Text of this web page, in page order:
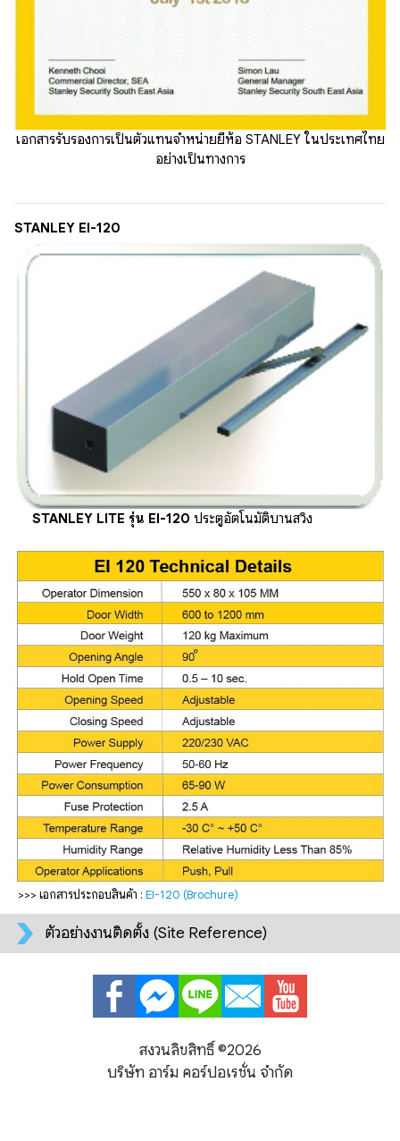
เอกสารรับรองการเป็นตัวแทนจำหน่ายยี่ห้อ STANLEY ในประเทศไทย
อย่างเป็นทางการ
STANLEY EI-120
STANLEY LITE รุ่น EI-120 ประตูอัตโนมัติบานสวิง
>>> เอกสารประกอบสินค้า : EI-120 (Brochure)
ตัวอย่างงานติดตั้ง (Site Reference)
สงวนลิขสิทธิ์ ©2026
บริษัท อาร์ม คอร์ปอเรชั่น จำกัด